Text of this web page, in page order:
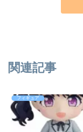
関連記事
フィギュア